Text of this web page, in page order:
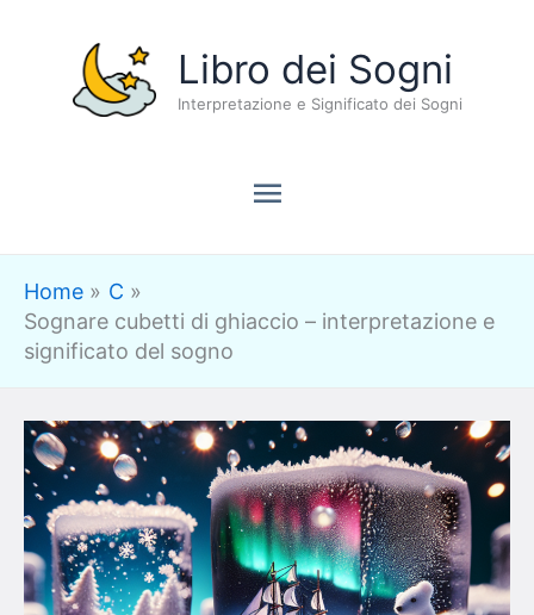
contenuto
Libro dei Sogni
Interpretazione e Significato dei Sogni
Menu
principale
Home
C
Sognare cubetti di ghiaccio – interpretazione e
significato del sogno